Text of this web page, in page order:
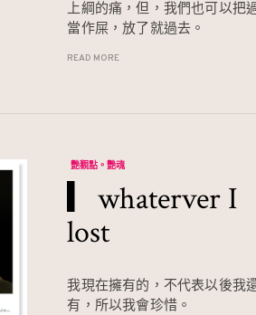
上綱的痛，但，我們也可以把
當作屎，放了就過去。
READ MORE
艷觀點。艷魂
▎whaterver I
lost
我現在擁有的，不代表以後我
有，所以我會珍惜。